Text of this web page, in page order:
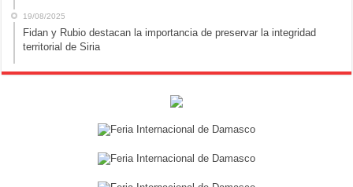
19/08/2025
Fidan y Rubio destacan la importancia de preservar la integridad
territorial de Siria